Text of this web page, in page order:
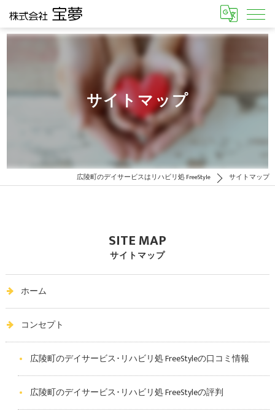
サイトマップ
広陵町のデイサービスはリハビリ処 FreeStyle サイトマップ
サイトマップ
SITE MAP
ホーム
コンセプト
広陵町のデイサービス･リハビリ処 FreeStyleの口コミ情報
広陵町のデイサービス･リハビリ処 FreeStyleの評判